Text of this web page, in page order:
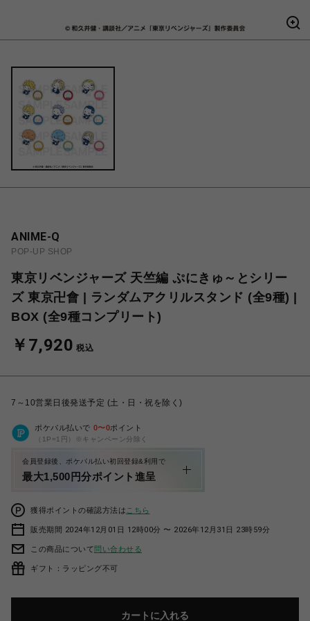
ANIME-Q
POP-UP SHOP
東京リベンジャーズ 天竺編 ぷにきゅ～とシリー
ズ 東京卍會 | ランダムアクリルスタンド (全9種) |
BOX (全9種コンプリート)
￥7,920 税込
7～10営業日後発送予定 (土・日・祝を除く)
ポケパル払いで 0〜0ポイント
（1P=1円）※キャンペーン分除く
会員登録後、ポケパル払い初回登録&利用で
最大1,500円分ポイント進呈
獲得ポイントの確認方法は こちら
販売期間 2024年12月01日 12時00分 〜 2026年12月31日 23時59分
この商品について問い合わせる
ギフト：ラッピング不可
カートに入れる